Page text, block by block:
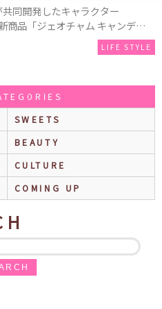
同開発したキャラクター
商品「ジェオチャム キャンディデ
が発売！一部店舗限定で特別装飾
LIFE STYLE
SWEETS
BEAUTY
CULTURE
COMING UP